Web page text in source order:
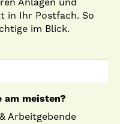
Anlagen und
in Ihr Postfach. So
im Blick.
am meisten?
Arbeitgebende